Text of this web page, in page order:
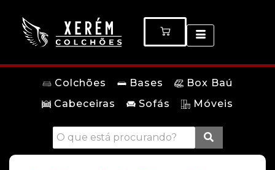
Colchões Bases
Box Baú
Cabeceiras
Sofás Móveis